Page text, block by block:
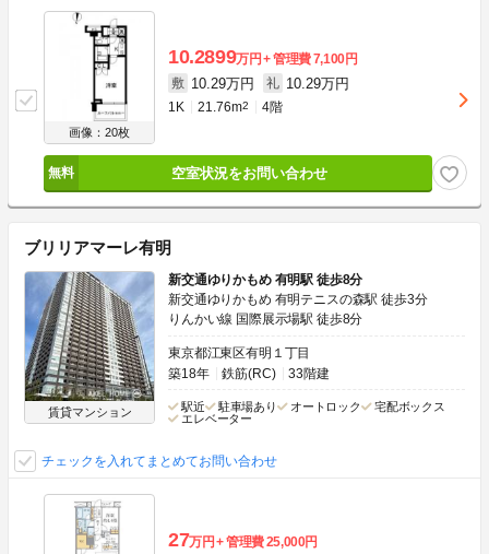
画像：20枚
10.2899万円 管理費7,100円
敷 10.29万円 礼 10.29万円
1K 21.76m2 4階
空室状況をお問い合わせ
ブリリアマーレ有明
賃貸マンション
新交通ゆりかもめ 有明駅 徒歩8分
新交通ゆりかもめ 有明テニスの森駅 徒歩3分
りんかい線 国際展示場駅 徒歩8分
東京都江東区有明１丁目
築18年
鉄筋(RC) 33階建
駅近 駐車場あり オートロック
宅配ボックス
エレベーター
チェックを入れてまとめてお問い合わせ
27万円 管理費25,000円